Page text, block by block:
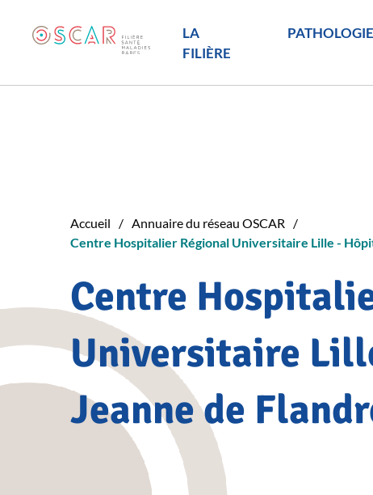
LA
FILIÈRE
Accueil
Annuaire du réseau OSCAR
Centre Hospitalier Régional Universitaire Lille -
Centre
Universitaire
Jeanne de